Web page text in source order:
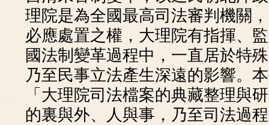
理院是為全國最高司法審判機關
必應處置之權，大理院有指揮、
國法制變革過程中，一直居於特
乃至民事立法產生深遠的影響。
「大理院司法檔案的典藏整理與
的裏與外、人與事，乃至司法過